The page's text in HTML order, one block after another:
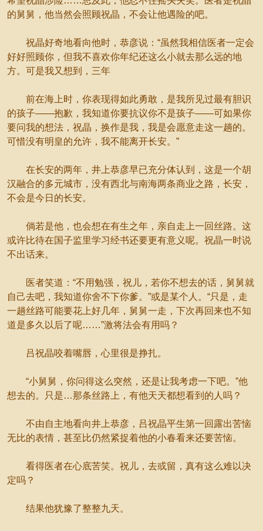
的舅舅，他当然会照顾祝晶，不会让他遇险的吧。
祝晶好奇地看向他时，恭彦说：“虽然我相信医者一定会
好好照顾你，但我不喜欢你年纪还这么小就去那么远的地
方。可是我又想到，三年
前在海上时，你表现得如此勇敢，是我所见过最有胆识
的孩子——抱歉，我知道你要抗议你不是孩子——可如果你
要问我的想法，祝晶，换作是我，我是会愿意走这一趟的。
可惜没有明皇的允许，我不能离开长安。”
在长安的两年，井上恭彦早已充分体认到，这是一个胡
汉融合的多元城市，没有西北与南海两条商业之路，长安，
不会是今日的长安。
倘若是他，也会想在有生之年，亲自走上一回丝路。这
或许比待在国子监里学习经书还要更有意义呢。祝晶一时说
不出话来。
医者笑道：“不用勉强，祝儿，若你不想去的话，舅舅就
自己去吧，我知道你舍不下你爹。”或是某个人。“只是，走
一趟丝路可能要花上好几年，舅舅一走，下次再回来也不知
道是多久以后了呢……”激将法会有用吗？
吕祝晶咬着嘴唇，心里很是挣扎。
“小舅舅，你问得这么突然，还是让我考虑一下吧。”他
想去的。只是…那条丝路上，有他天天都想看到的人吗？
不由自主地看向井上恭彦，吕祝晶平生第一回露出苦恼
无比的表情，甚至比仍然紧捉着他的小春看来还要苦恼。
看得医者在心底苦笑。祝儿，去或留，真有这么难以决
定吗？
结果他犹豫了整整九天。